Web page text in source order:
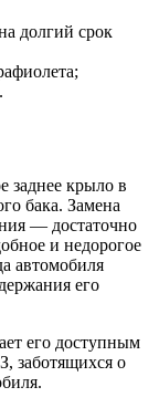
долгий срок
заднее крыло в
бака. Замена
— достаточно
и недорогое
автомобиля
его
его доступным
заботящихся о